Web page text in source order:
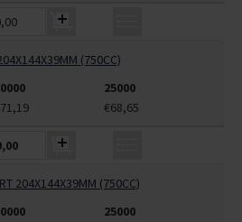
(750CC)
25000
€68,65
204X144X39MM (750CC)
25000